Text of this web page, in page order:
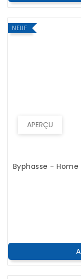
APERÇU
NEUF
Byphasse -